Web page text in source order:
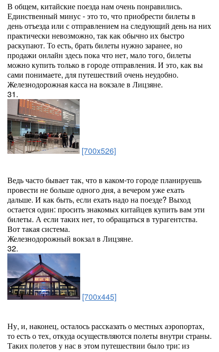
В общем, китайские поезда нам очень понравились.
Единственный минус - это то, что приобрести билеты в
день отъезда или с отправлением на следующий день на них
практически невозможно, так как обычно их быстро
раскупают. То есть, брать билеты нужно заранее, но
продажи онлайн здесь пока что нет, мало того, билеты
можно купить только в городе отправления. И это, как вы
сами понимаете, для путешествий очень неудобно.
Железнодорожная касса на вокзале в Лицзяне.
31.
[700x526]
Ведь часто бывает так, что в каком-то городе планируешь
провести не больше одного дня, а вечером уже ехать
дальше. И как быть, если ехать надо на поезде? Выход
остается один: просить знакомых китайцев купить вам эти
билеты. А если таких нет, то обращаться в турагентства.
Вот такая система.
Железнодорожный вокзал в Лицзяне.
32.
[700x445]
Ну, и, наконец, осталось рассказать о местных аэропортах,
то есть о тех, откуда осуществляются полеты внутри страны.
Таких полетов у нас в этом путешествии было три: из